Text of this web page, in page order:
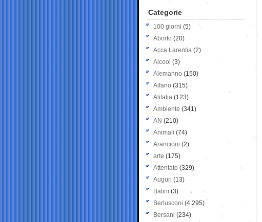
Categorie
100 giorni (5)
Aborto (20)
Acca Larentia (2)
Alcool (3)
Alemanno (150)
Alfano (315)
Alitalia (123)
Ambiente (341)
AN (210)
Animali (74)
Arancioni (2)
arte (175)
Attentato (329)
Auguri (13)
Batini (3)
Berlusconi (4.295)
Bersani (234)